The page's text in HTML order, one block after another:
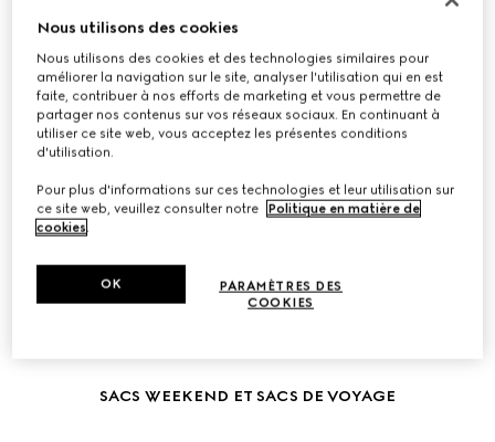
Les pièces de voyage Gucci s’appuient sur l’héritage de
la Maison, autrefois atelier de bagagerie, et vous suivront
dans toutes vos aventures estivales.
DÉCOUVRIR LES SACS DE VOYAGE POUR FEMME
DÉCOUVRIR LES SACS DE VOYAGE POUR HOMME
SACS WEEKEND ET SACS DE VOYAGE
Nous utilisons des cookies
Nous utilisons des cookies et des technologies similaires pour
améliorer la navigation sur le site, analyser l'utilisation qui en est
faite, contribuer à nos efforts de marketing et vous permettre de
partager nos contenus sur vos réseaux sociaux. En continuant à
utiliser ce site web, vous acceptez les présentes conditions
d'utilisation.
Pour plus d'informations sur ces technologies et leur utilisation sur
ce site web, veuillez consulter notre
Politique en matière de
cookies.
PARAMÈTRES DES
COOKIES
OK